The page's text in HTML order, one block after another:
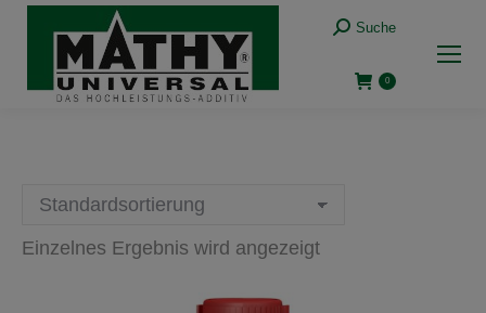
Suche:
Suche
0
Einzelnes Ergebnis wird angezeigt